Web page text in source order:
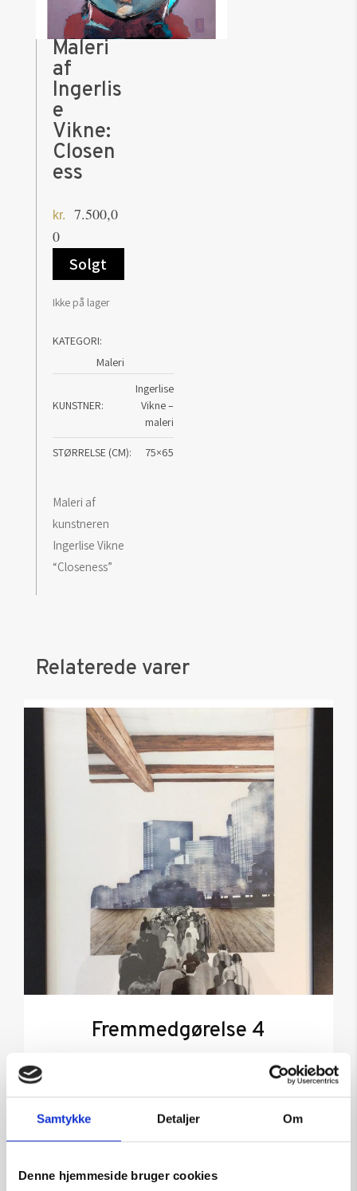
Samtykke Detaljer Om
Denne hjemmeside bruger cookies
Maleri
af
Ingerlis
e
Vikne:
Closen
ess
kr.
7.500,0
0
Solgt
Ikke på lager
KATEGORI:
Maleri
KUNSTNER
Ingerlise
Vikne –
maleri
STØRRELSE (CM) 75×65
Maleri af
kunstneren
Ingerlise Vikne
“Closeness”
Relaterede varer
Fremmedgørelse 4